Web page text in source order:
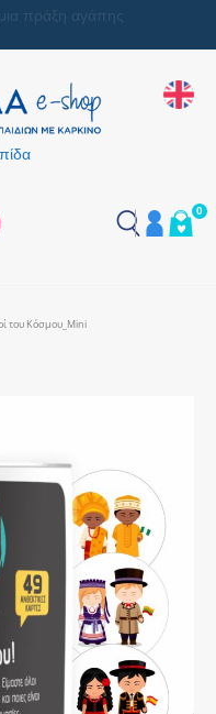
πράξη αγάπης
0
του Κόσμου_Mini